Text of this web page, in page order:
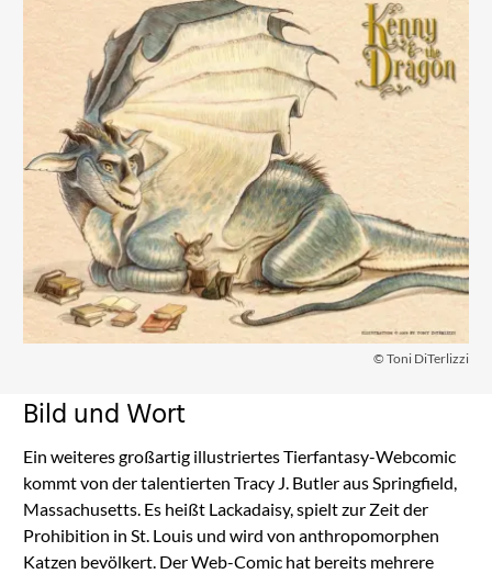
© Toni DiTerlizzi
Bild und Wort
Ein weiteres großartig illustriertes Tierfantasy-Webcomic
kommt von der talentierten Tracy J. Butler aus Springfield,
Massachusetts. Es heißt Lackadaisy, spielt zur Zeit der
Prohibition in St. Louis und wird von anthropomorphen
Katzen bevölkert. Der Web-Comic hat bereits mehrere